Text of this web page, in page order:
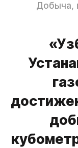
Добыча,